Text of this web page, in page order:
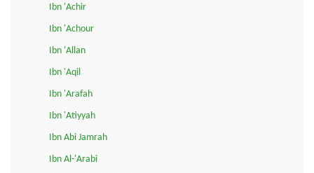
Ibn 'Achir
Ibn 'Achour
Ibn 'Allan
Ibn 'Aqil
Ibn 'Arafah
Ibn 'Atiyyah
Ibn Abi Jamrah
Ibn Al-'Arabi